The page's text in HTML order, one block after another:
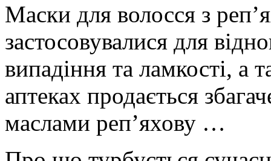
Маски для волосся з
застосовувалися для
випадіння та ламкості, а
аптеках продається
маслами реп’яхову …